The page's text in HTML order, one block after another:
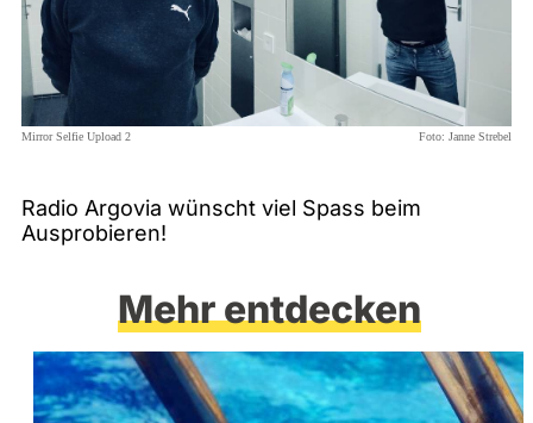
Mirror Selfie Upload 2 Foto: Janne Strebel
Radio Argovia wünscht viel Spass beim
Ausprobieren!
Mehr entdecken